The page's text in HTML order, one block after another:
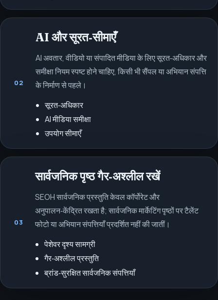
02
AI और सूरत‑सीमाएँ
AI अवतार, वीडियो या संपादित मीडिया के लिए सूरत‑अधिकार और
समीक्षा नियम स्पष्ट होने चाहिए, किसी भी सैंपल या अभियान संपत्ति
के निर्माण से पहले।
सूरत‑अधिकार
AI मीडिया समीक्षा
उपयोग सीमाएँ
03
सार्वजनिक पृष्ठ गैर‑अश्लील रखें
SEOH सार्वजनिक प्रस्तुति केवल कॉर्पोरेट और
अनुपालन‑केंद्रित रखता है; सार्वजनिक मार्केटिंग पृष्ठों पर टैलेंट
फोटो या अभियान संपत्तियाँ प्रदर्शित नहीं की जातीं।
पेशेवर दृश्य सामग्री
गैर‑अश्लील प्रस्तुति
ब्रांड‑सुरक्षित सार्वजनिक संपत्तियाँ